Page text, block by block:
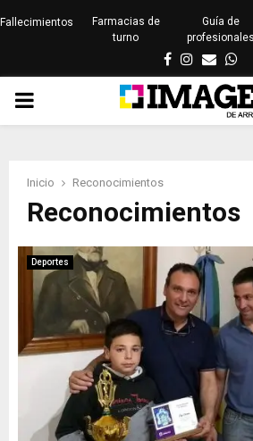
Fallecimientos
Farmacias de
turno
Guía de
profesionales
Facebook
Instagram
Email
PRIMARY
Inicio Reconocimientos
Reconocimientos
Deportes